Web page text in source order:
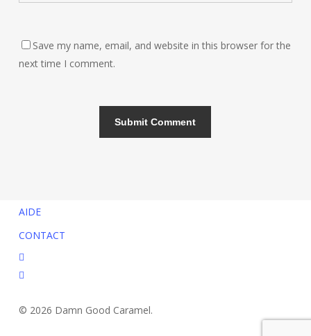
Save my name, email, and website in this browser for the
next time I comment.
AIDE
CONTACT
facebook
instagram
© 2026 Damn Good Caramel.